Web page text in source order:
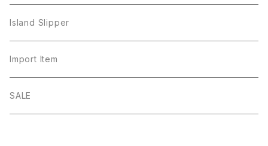
Island Slipper
Import Item
SALE